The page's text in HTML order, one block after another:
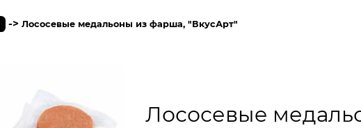
-> Лососевыe медальоны из фарша, "ВкусАрт"
Лососевыe